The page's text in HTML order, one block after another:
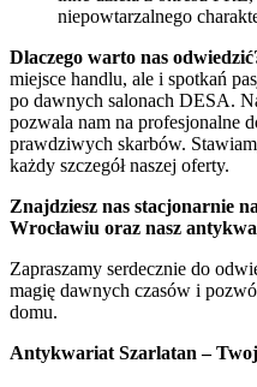
niepowtarzalnego
Dlaczego warto nas
miejsce handlu, ale i spotkań
po dawnych salonach DESA.
pozwala nam na profesjonalne
prawdziwych skarbów.
każdy szczegół naszej oferty.
Znajdziesz nas stacjonarnie
Wrocławiu oraz nasz
Zapraszamy serdecznie do
magię dawnych czasów i
domu.
Antykwariat Szarlatan –